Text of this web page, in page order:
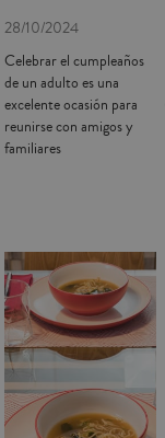
28/10/2024
Celebrar el cumpleaños
de un adulto es una
excelente ocasión para
reunirse con amigos y
familiares